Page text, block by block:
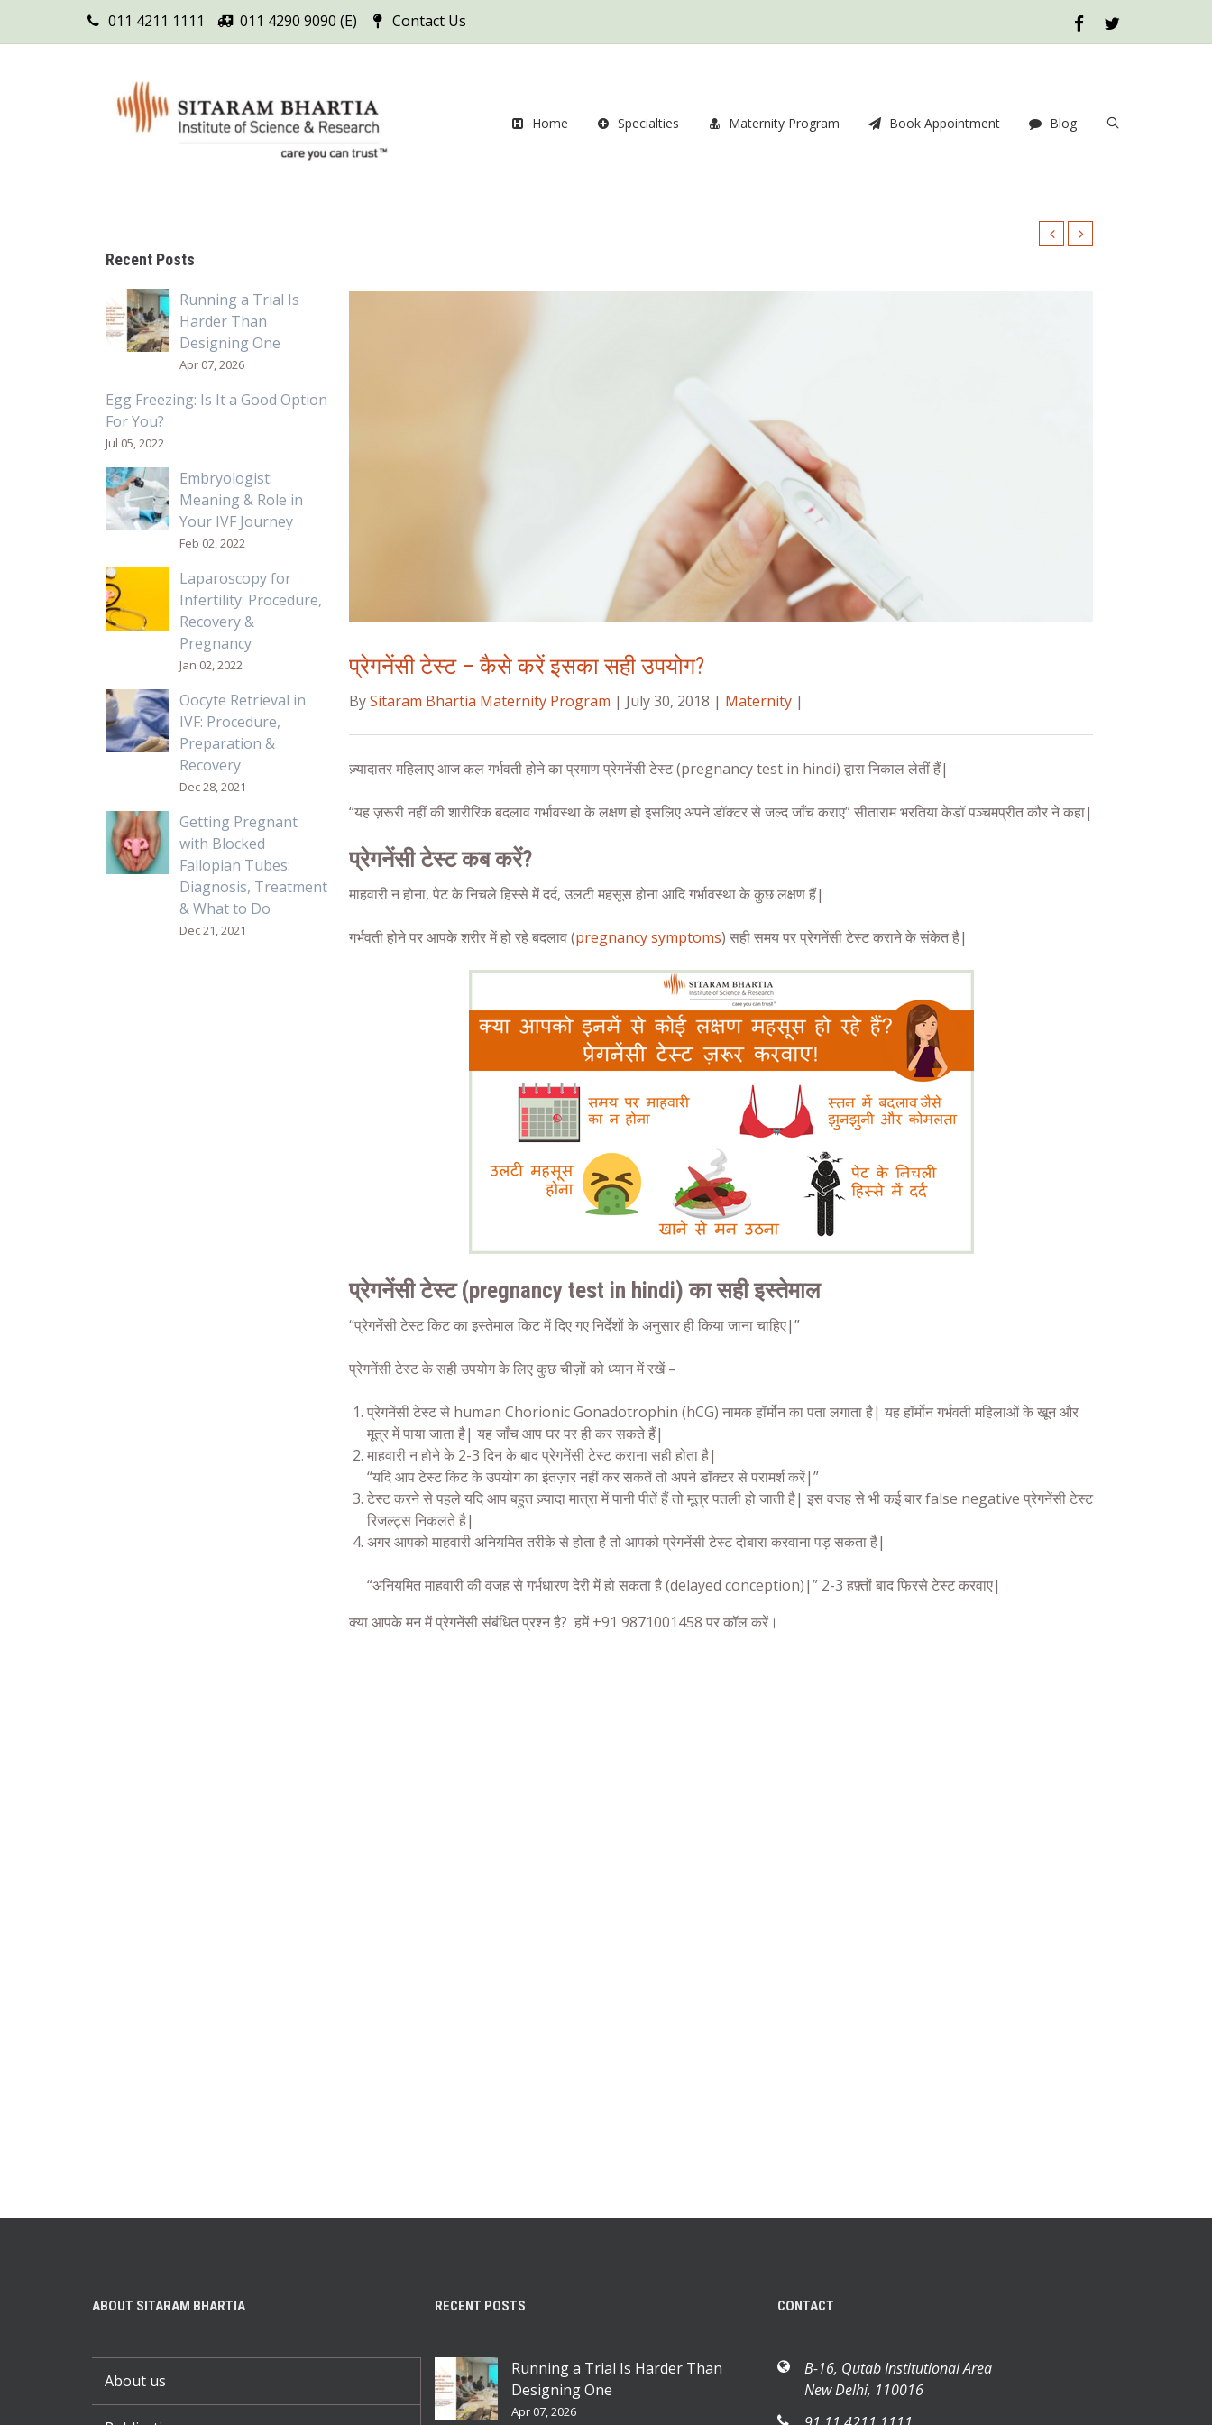
011 4211 1111 011 4290 9090 (E) Contact Us
Home Specialties Maternity Program Book Appointment Blog
प्रेगनेंसी टेस्ट – कैसे करें इसका सही उपयोग?
BySitaram Bhartia Maternity Program | July 30, 2018 | Maternity |
ज़्यादातर महिलाए आज कल गर्भवती होने का प्रमाणप्रेगनेंसी टेस्ट(pregnancy test in hindi) द्वारा निकाल लेतीं हैं|
“यह ज़रूरी नहीं की शारीरिक बदलाव गर्भावस्था के लक्षण हो इसलिए अपने डॉक्टर से जल्द जाँच कराए” सीताराम भरतिया केडॉ पञ्चमप्रीत कौरने कहा|
प्रेगनेंसी टेस्ट कब करें?
माहवारी न होना, पेट के निचले हिस्से में दर्द, उलटी महसूस होना आदि गर्भावस्था के कुछ लक्षण हैं|
गर्भवती होने पर आपके शरीर में हो रहे बदलाव (pregnancy symptoms) सही समय परप्रेगनेंसी टेस्टकराने के संकेत है|
प्रेगनेंसी टेस्ट(pregnancy test in hindi) का सही इस्तेमाल
“प्रेगनेंसी टेस्ट किटका इस्तेमाल किट में दिए गए निर्देशों के अनुसार ही किया जाना चाहिए|”
प्रेगनेंसी टेस्टके सही उपयोग के लिए कुछ चीज़ों को ध्यान में रखें –
प्रेगनेंसी टेस्टसे human Chorionic Gonadotrophin (hCG) नामक हॉर्मोन का पता लगाता है| यह हॉर्मोन गर्भवती महिलाओं के खून और
मूत्र में पाया जाता है| यह जाँच आप घर पर ही कर सकते हैं|
माहवारी न होने के 2-3 दिन के बादप्रेगनेंसी टेस्टकराना सही होता है|
“यदि आप टेस्ट किट के उपयोग का इंतज़ार नहीं कर सकतें तो अपने डॉक्टर से परामर्श करें|”
टेस्ट करने से पहले यदि आप बहुत ज़्यादा मात्रा में पानी पीतें हैं तो मूत्र पतली हो जाती है| इस वजह से भी कई बार false negative प्रेगनेंसी टेस्ट
रिजल्ट्सनिकलते है|
अगर आपको माहवारी अनियमित तरीके से होता है तो आपको प्रेगनेंसी टेस्ट दोबारा करवाना पड़ सकता है|
“अनियमित माहवारी की वजह से गर्भधारण देरी में हो सकता है (delayed conception)|” 2-3 हफ़्तों बाद फिरसे टेस्ट करवाए|
क्या आपके मन मेंप्रेगनेंसीसंबंधित प्रश्न है? हमें +91 9871001458 पर कॉल करें।
Recent Posts
Running a Trial Is
Harder Than
Designing One
Apr 07, 2026
Egg Freezing: Is It a Good Option
For You?
Jul 05, 2022
Embryologist:
Meaning & Role in
Your IVF Journey
Feb 02, 2022
Laparoscopy for
Infertility: Procedure,
Recovery &
Pregnancy
Jan 02, 2022
Oocyte Retrieval in
IVF: Procedure,
Preparation &
Recovery
Dec 28, 2021
Getting Pregnant
with Blocked
Fallopian Tubes:
Diagnosis, Treatment
& What to Do
Dec 21, 2021
ABOUT SITARAM BHARTIA
About us
RECENT POSTS
Running a Trial Is Harder Than
Designing One
Apr 07, 2026
CONTACT
B-16, Qutab Institutional Area
New Delhi, 110016